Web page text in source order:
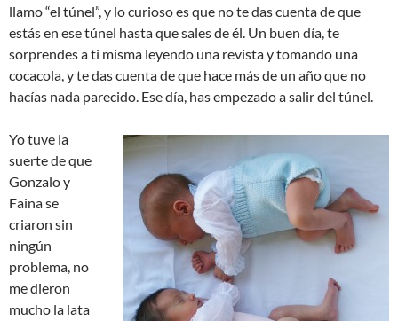
llamo “el túnel”, y lo curioso es que no te das cuenta de que
estás en ese túnel hasta que sales de él. Un buen día, te
sorprendes a ti misma leyendo una revista y tomando una
cocacola, y te das cuenta de que hace más de un año que no
hacías nada parecido. Ese día, has empezado a salir del túnel.
Yo tuve la
suerte de que
Gonzalo y
Faina se
criaron sin
ningún
problema, no
me dieron
mucho la lata